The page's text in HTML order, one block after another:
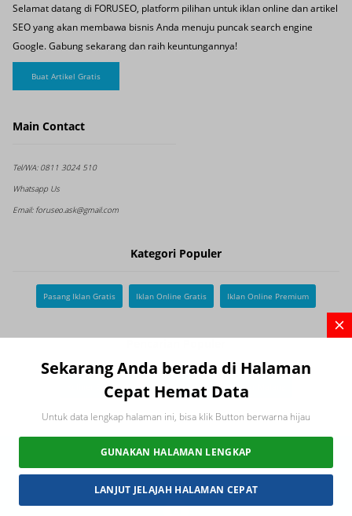
Sekarang Anda berada di Halaman
Cepat Hemat Data
Untuk data lengkap halaman ini, bisa klik Button berwarna hijau
GUNAKAN HALAMAN LENGKAP
LANJUT JELAJAH HALAMAN CEPAT
Selamat datang di FORUSEO, platform pilihan untuk iklan online dan artikel
SEO yang akan membawa bisnis Anda menuju puncak search engine
Google. Gabung sekarang dan raih keuntungannya!
Buat Artikel Gratis
Main Contact
Tel/WA:0811 3024 510
Whatsapp Us
Email:foruseo.ask@gmail.com
Kategori Populer
Pasang Iklan Gratis Iklan Online Gratis Iklan Online Premium
Kuliner Surabaya Kulinersidoarjo Kuliner Malang
2026 FORUSEO
Connect with us